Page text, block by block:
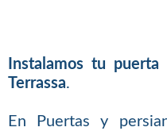
Instalamos tu
Terrassa.
En Puertas y